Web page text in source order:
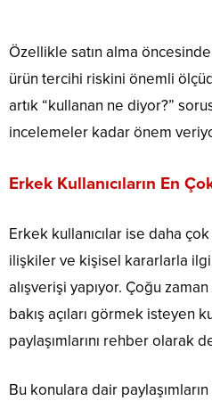
Özellikle satın alma öncesinde
ürün tercihi riskini önemli
artık “kullanan ne diyor?”
incelemeler kadar önem
Erkek Kullanıcıların En
Erkek kullanıcılar ise daha
ilişkiler ve kişisel kararlarla
alışverişi yapıyor. Çoğu
bakış açıları görmek isteyen
paylaşımlarını rehber olarak
Bu konulara dair